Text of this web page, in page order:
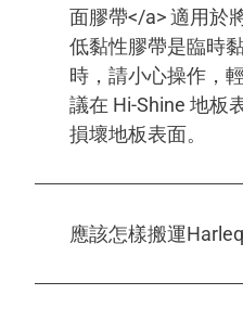
面膠帶</a> 適用於
低黏性膠帶是臨時
時，請小心操作，
議在 Hi-Shine 地板
損壞地板表面。
應該怎樣搬運